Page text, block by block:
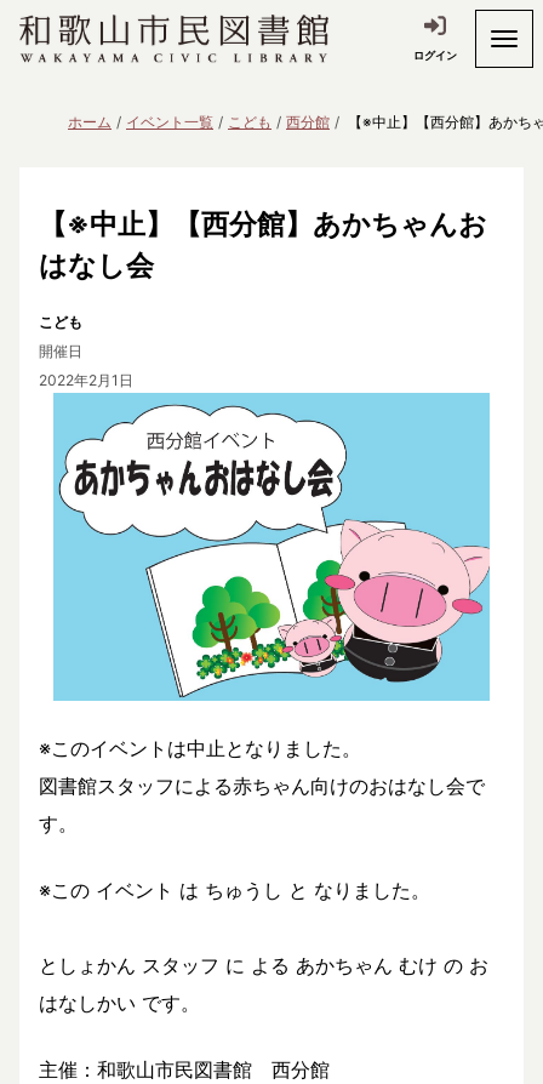
ログイン
ホーム イベント一覧 こども 西分館 【※中止】【西分館】あかち
【※中止】【西分館】あかちゃんお
はなし会
こども
開催日
2022年2月1日
※このイベントは中止となりました。
図書館スタッフによる赤ちゃん向けのおはなし会で
す。
※この イベント は ちゅうし と なりました。
としょかん スタッフ に よる あかちゃん むけ の お
はなしかい です。
主催：和歌山市民図書館 西分館